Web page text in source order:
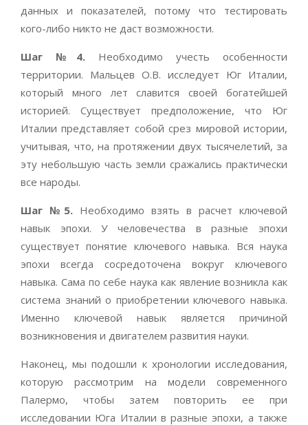
данных и показателей, потому что тестировать
кого-либо никто не даст возможности.
Шаг №4. Необходимо учесть особенности
территории. Мальцев О.В. исследует Юг Италии,
который много лет славится своей богатейшей
историей. Существует предположение, что Юг
Италии представляет собой срез мировой истории,
учитывая, что, на протяжении двух тысячелетий, за
эту небольшую часть земли сражались практически
все народы.
Шаг №5. Необходимо взять в расчет ключевой
навык эпохи. У человечества в разные эпохи
существует понятие ключевого навыка. Вся наука
эпохи всегда сосредоточена вокруг ключевого
навыка. Сама по себе наука как явление возникла как
система знаний о приобретении ключевого навыка.
Именно ключевой навык является причиной
возникновения и двигателем развития науки.
Наконец, мы подошли к хронологии исследования,
которую рассмотрим на модели современного
Палермо, чтобы затем повторить ее при
исследовании Юга Италии в разные эпохи, а также